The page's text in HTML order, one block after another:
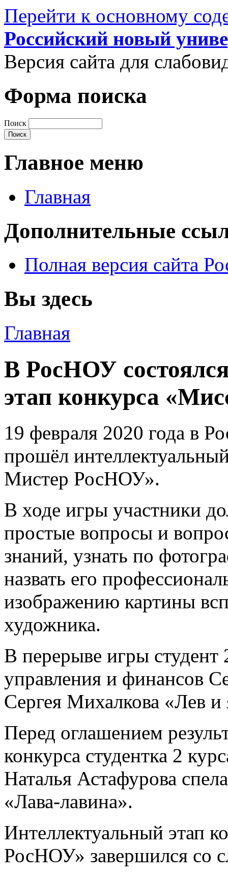
Перейти к основному
Российский новый
Версия сайта для
Форма поиска
Поиск
Главное меню
Главная
Дополнительные
Полная версия сайта
Вы здесь
Главная
В РосНОУ
этап конкурса
19 февраля 2020 года в
прошёл
Мистер РосНОУ».
В ходе игры участники
простые вопросы и
знаний, узнать по
назвать его
изображению картины
художника.
В перерыве игры студент
управления и финансов
Сергея Михалкова «Лев и
Перед оглашением
конкурса студентка 2
Наталья Астафурова
«Лава-лавина».
Интеллектуальный этап
РосНОУ» завершился со